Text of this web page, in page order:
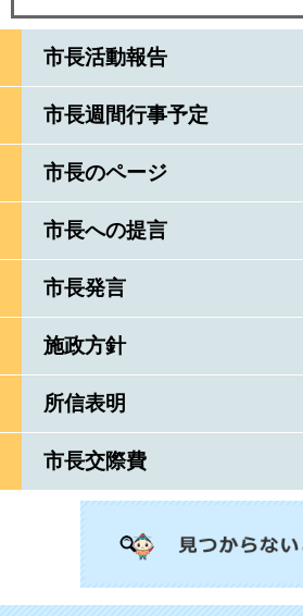
市長活動報告
市長週間行事予定
市長のページ
市長への提言
市長発言
施政方針
所信表明
市長交際費